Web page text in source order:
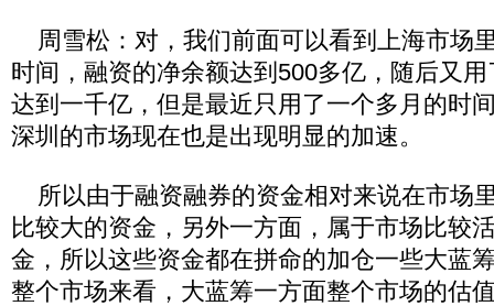
周雪松：对，我们前面可以看到上海市场
时间，融资的净余额达到500多亿，随后又
达到一千亿，但是最近只用了一个多月的时
深圳的市场现在也是出现明显的加速。
所以由于融资融券的资金相对来说在市场
比较大的资金，另外一方面，属于市场比较
金，所以这些资金都在拼命的加仓一些大蓝
整个市场来看，大蓝筹一方面整个市场的估